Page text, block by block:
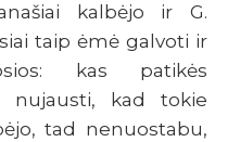
kalbėjo ir G.
taip ėmė galvoti ir
kas patikės
nujausti, kad tokie
tad nenuostabu,